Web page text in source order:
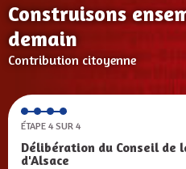
Construisons
demain
Contribution citoyenne
ÉTAPE 4 SUR 4
Délibération du Conseil de
d'Alsace